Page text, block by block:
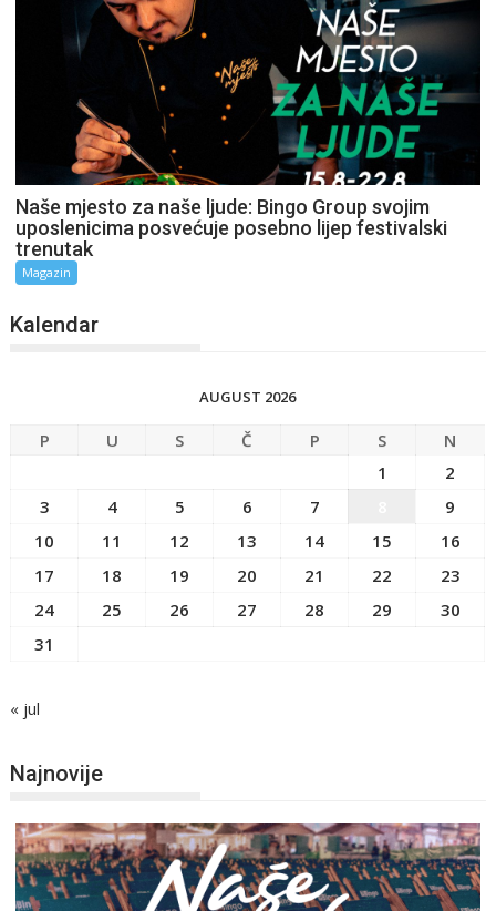
Naše mjesto za naše ljude: Bingo Group svojim
uposlenicima posvećuje posebno lijep festivalski
trenutak
Magazin
Kalendar
AUGUST 2026
P U S Č P S
N
1
2
3
4 5 6 7
9
10
11 12 13 14 15
16
17
18 19 20 21 22
23
24
25 26 27 28 29
30
31
« jul
Najnovije